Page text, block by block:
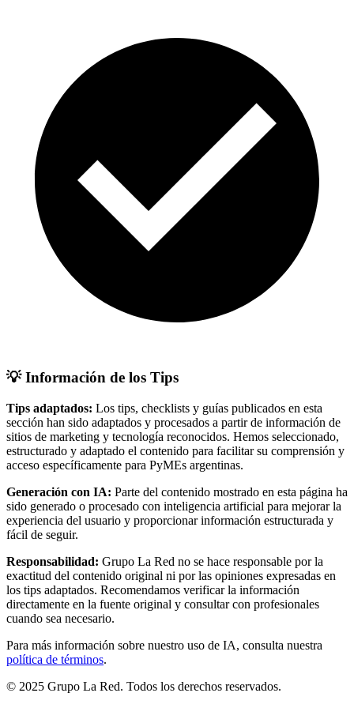
💡 Información de los Tips
Tips adaptados: Los tips, checklists y guías publicados en esta
sección han sido adaptados y procesados a partir de información de
sitios de marketing y tecnología reconocidos. Hemos seleccionado,
estructurado y adaptado el contenido para facilitar su comprensión y
acceso específicamente para PyMEs argentinas.
Generación con IA: Parte del contenido mostrado en esta página ha
sido generado o procesado con inteligencia artificial para mejorar la
experiencia del usuario y proporcionar información estructurada y
fácil de seguir.
Responsabilidad: Grupo La Red no se hace responsable por la
exactitud del contenido original ni por las opiniones expresadas en
los tips adaptados. Recomendamos verificar la información
directamente en la fuente original y consultar con profesionales
cuando sea necesario.
Para más información sobre nuestro uso de IA, consulta nuestra
política de términos.
© 2025 Grupo La Red. Todos los derechos reservados.